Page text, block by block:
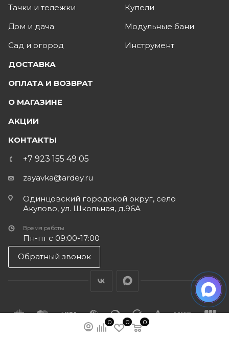
0 0 0
Тачки и тележки
Дом и дача
Сад и огород
Купели
Модульные бани
Инструмент
ДОСТАВКА
ОПЛАТА И ВОЗВРАТ
О МАГАЗИНЕ
АКЦИИ
КОНТАКТЫ
+7 923 155 49 05
zayavka@ardey.ru
Одинцовский городской округ, село
Акулово, ул. Школьная, д.96А
Время работы
Пн-пт с 09:00-17:00
Обратный звонок